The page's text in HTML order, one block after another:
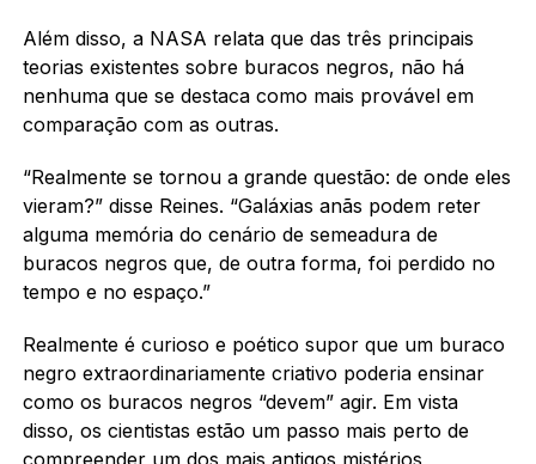
Além disso, a NASA relata que das três principais
teorias existentes sobre buracos negros, não há
nenhuma que se destaca como mais provável em
comparação com as outras.
“Realmente se tornou a grande questão: de onde eles
vieram?” disse Reines. “Galáxias anãs podem reter
alguma memória do cenário de semeadura de
buracos negros que, de outra forma, foi perdido no
tempo e no espaço.”
Realmente é curioso e poético supor que um buraco
negro extraordinariamente criativo poderia ensinar
como os buracos negros “devem” agir. Em vista
disso, os cientistas estão um passo mais perto de
compreender um dos mais antigos mistérios